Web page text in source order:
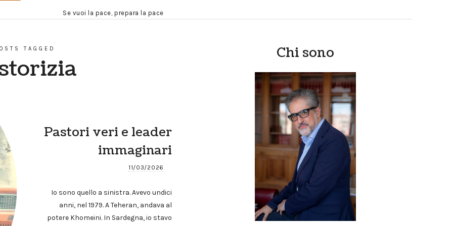
Se vuoi la pace, prepara la pace
TAGGED
Pastori veri e leader
immaginari
11/03/2026
Io sono quello a sinistra. Avevo undici
anni, nel 1979. A Teheran, andava al
potere Khomeini. In Sardegna, io stavo
Chi sono